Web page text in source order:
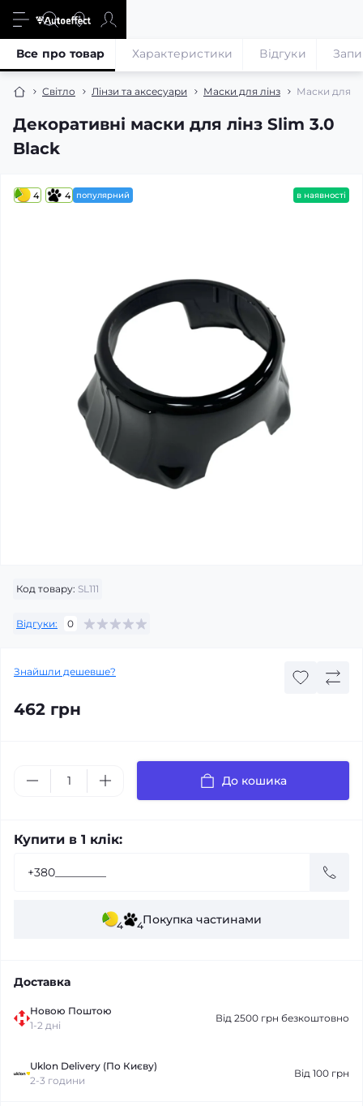
Світло Лінзи та аксесуари Маски для лінз Маски для
Декоративні маски для лінз Slim 3.0
Black
Все про товар Характеристики Відгуки
4 4 популярний в наявності
Код товару: SL111
Відгуки: 0
Знайшли дешевше?
462 грн
До кошика
Купити в 1 клік:
4 4Покупка частинами
Доставка
Новою Поштою
1-2 дні
Від 2500 грн безкоштовно
Uklon Delivery (По Києву)
2-3 години
Від 100 грн